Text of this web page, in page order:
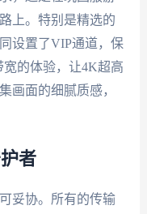
上。特别是精选的
设置了VIP通道，保
宽的体验，让4K超高
画面的细腻质感，
者
妥协。所有的传输